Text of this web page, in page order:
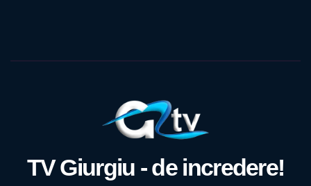
TV Giurgiu - de incredere!